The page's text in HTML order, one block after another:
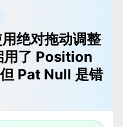
绝对拖动调整
用了 Position
Pat Null 是错